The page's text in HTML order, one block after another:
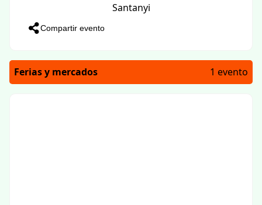
Santanyi
Compartir evento
Ferias y mercados 1 evento